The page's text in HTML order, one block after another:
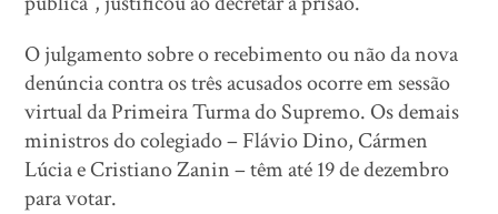
O julgamento sobre o recebimento ou não da nova
denúncia contra os três acusados ocorre em sessão
virtual da Primeira Turma do Supremo. Os demais
ministros do colegiado – Flávio Dino, Cármen
Lúcia e Cristiano Zanin – têm até 19 de dezembro
para votar.